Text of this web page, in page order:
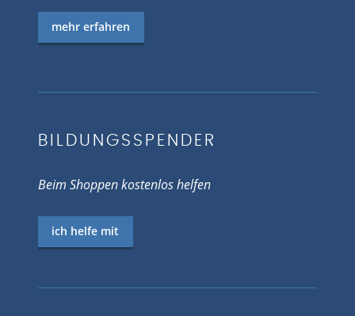
mehr erfahren
BILDUNGSSPENDER
Beim Shoppen kostenlos helfen
ich helfe mit